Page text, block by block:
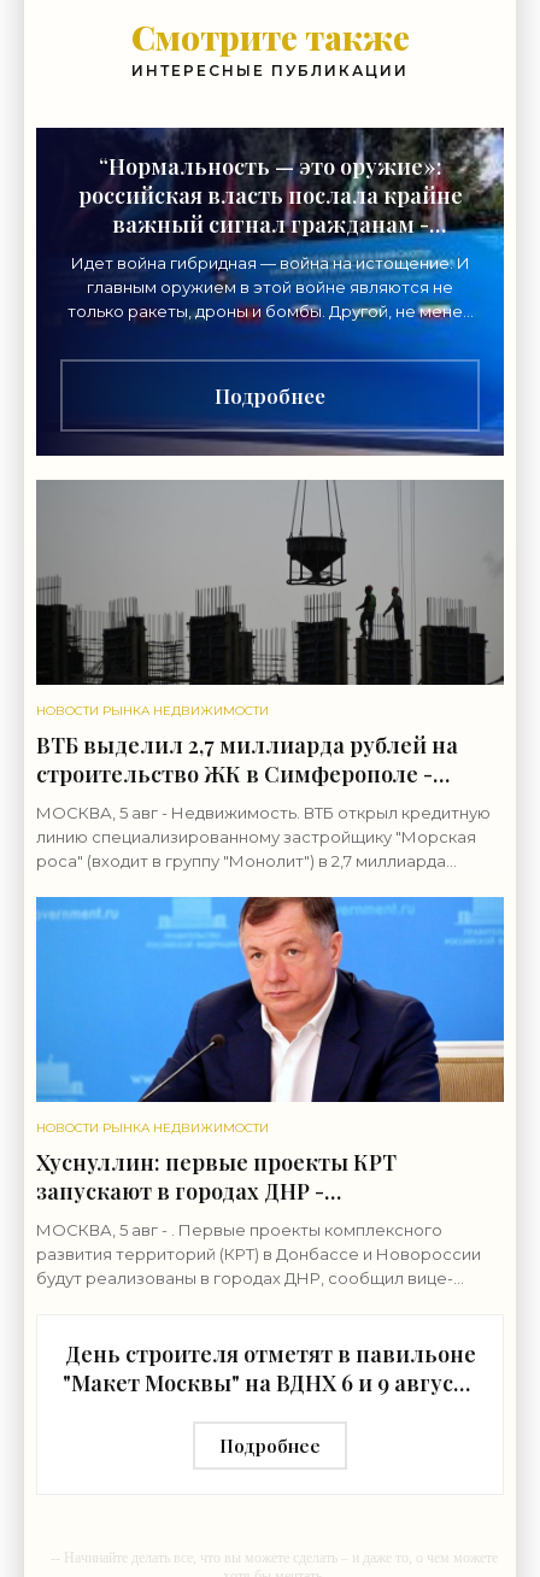
Смотрите также
ИНТЕРЕСНЫЕ ПУБЛИКАЦИИ
“Нормальность — это оружие»:
российская власть послала крайне
важный сигнал гражданам -
«Недвижимость»
Идет война гибридная — война на истощение. И
главным оружием в этой войне являются не
только ракеты, дроны и бомбы. Другой, не менее
конфликте нацелен
Подробнее
НОВОСТИ РЫНКА НЕДВИЖИМОСТИ
ВТБ выделил 2,7 миллиарда рублей на
строительство ЖК в Симферополе -
«Строительство»
МОСКВА, 5 авг - Недвижимость. ВТБ открыл кредитную
линию специализированному застройщику "Морская
роса" (входит в группу "Монолит") в 2,7 миллиарда
НОВОСТИ РЫНКА НЕДВИЖИМОСТИ
Хуснуллин: первые проекты КРТ
запускают в городах ДНР -
«Строительство»
МОСКВА, 5 авг - . Первые проекты комплексного
развития территорий (КРТ) в Донбассе и Новороссии
будут реализованы в городах ДНР, сообщил вице-
День строителя отметят в павильоне
"Макет Москвы" на ВДНХ 6 и 9 августа
Подробнее
-- Начинайте делать все, что вы можете сделать – и даже то, о чем можете